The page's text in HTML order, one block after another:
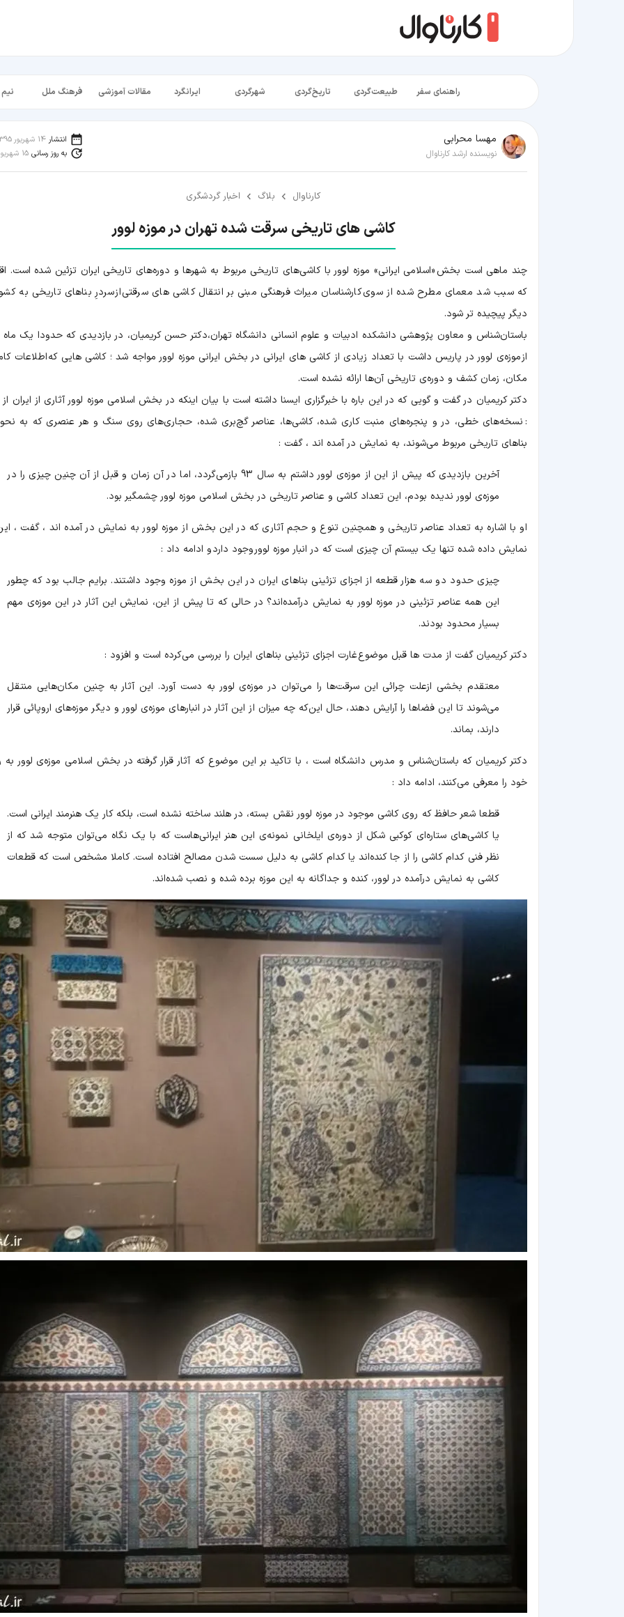
راهنمای سفر طبیعت‌گردی تاریخ‌گردی شهرگردی ایرانگرد مقالات آموزشی فرهنگ ملل
مهسا محرابی
نویسنده ارشد کارناوال
انتشار 14 شهریور 1395
به روز رسانی 15 شهریور 1398
کارناوال بلاگ اخبار گردشگری
کاشی های تاریخی سرقت شده تهران در موزه لوور
چند ماهی است بخش «اسلامی ایرانی» موزه لوور با کاشی‌های تاریخی مربوط به شهرها و دوره‌های تاریخی ایران تزئین شده است.
که سبب شد معمای مطرح شده از سوی کارشناسان میراث فرهنگی مبنی بر انتقال کاشی های سرقتی از سردرِ بناهای تاریخی به
دیگر پیچیده تر شود.
باستان‌شناس و معاون پژوهشی دانشکده ادبیات و علوم انسانی دانشگاه تهران،دکتر حسن کریمیان، در بازدیدی که حدودا یک
از موزه‌ی لوور در پاریس داشت با تعداد زیادی از کاشی های ایرانی در بخش ایرانی موزه لوور مواجه شد ؛ کاشی هایی که اطلاعات
مکان، زمان کشف و دوره‌ی تاریخی آن‌ها ارائه نشده است.
دکتر کریمیان در گفت و گویی که در این باره با خبرگزاری ایسنا داشته است با بیان اینکه در بخش اسلامی موزه لوور آثاری از ایران
: نسخه‌های خطی، در و پنجره‌های منبت کاری شده، کاشی‌ها، عناصر گچ‌بری شده، حجاری‌های روی سنگ و هر عنصری که به
بناهای تاریخی مربوط می‌شوند، به نمایش در آمده اند ، گفت :
آخرین بازدیدی که پیش از این از موزه‌ی لوور داشتم به سال 93 بازمی‌گردد، اما در آن زمان و قبل از آن چنین چیزی را در
موزه‌ی لوور ندیده بودم، این تعداد کاشی و عناصر تاریخی در بخش اسلامی موزه لوور چشمگیر بود.
او با اشاره به تعداد عناصر تاریخی و همچنین تنوع و حجم آثاری که در این بخش از موزه لوور به نمایش در آمده اند ، گفت ،
نمایش داده شده تنها یک بیستم آن چیزی است که در انبار موزه لوور وجود دارد و ادامه داد :
چیزی حدود دو سه هزار قطعه از اجزای تزئینی بناهای ایران در این بخش از موزه وجود داشتند. برایم جالب بود که چطور
این همه عناصر تزئینی در موزه لوور به نمایش درآمده‌اند؟ در حالی که تا پیش از این، نمایش این آثار در این موزه‌ی مهم
بسیار محدود بودند.
دکتر کریمیان گفت از مدت ها قبل موضوع غارت اجزای تزئینی بناهای ایران را بررسی می‌کرده است و افزود :
معتقدم بخشی ازعلت چرائی این سرقت‌ها را می‌توان در موزه‌ی لوور به دست آورد. این آثار به چنین مکان‌هایی منتقل
می‌شوند تا این فضاها را آرایش دهند، حال این‌که چه میزان از این آثار در انبارهای موزه‌ی لوور و دیگر موزه‌های اروپائی قرار
دارند، بماند.
دکتر کریمیان که باستان‌شناس و مدرس دانشگاه است ، با تاکید بر این موضوع که آثار قرار گرفته در بخش اسلامی موزه‌ی لوور به
خود را معرفی می‌کنند، ادامه داد :
قطعا شعر حافظ که روی کاشی موجود در موزه لوور نقش بسته، در هلند ساخته نشده است، بلکه کار یک هنرمند ایرانی است.
یا کاشی‌های ستاره‌ای کوکبی شکل از دوره‌ی ایلخانی نمونه‌ی این هنر ایرانی‌هاست که با یک نگاه می‌توان متوجه شد که از
نظر فنی کدام کاشی را از جا کنده‌اند یا کدام کاشی به دلیل سست شدن مصالح افتاده است. کاملا مشخص است که قطعات
کاشی به نمایش درآمده در لوور، کنده و جداگانه به این موزه برده شده و نصب شده‌اند.